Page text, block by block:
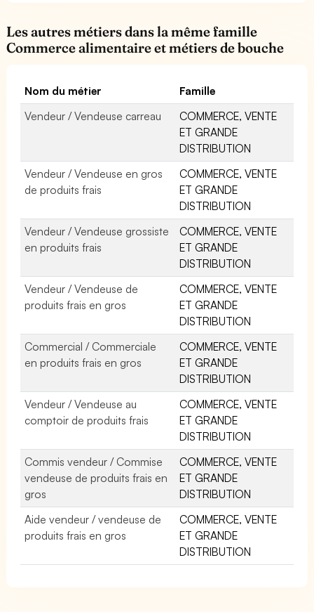
Les autres métiers dans la même famille
Commerce alimentaire et métiers de bouche
Nom du métier
Famille
Vendeur / Vendeuse carreau
COMMERCE, VENTE
ET GRANDE
DISTRIBUTION
Vendeur / Vendeuse en gros
de produits frais
COMMERCE, VENTE
ET GRANDE
DISTRIBUTION
Vendeur / Vendeuse grossiste
en produits frais
COMMERCE, VENTE
ET GRANDE
DISTRIBUTION
Vendeur / Vendeuse de
produits frais en gros
COMMERCE, VENTE
ET GRANDE
DISTRIBUTION
Commercial / Commerciale
en produits frais en gros
COMMERCE, VENTE
ET GRANDE
DISTRIBUTION
Vendeur / Vendeuse au
comptoir de produits frais
COMMERCE, VENTE
ET GRANDE
DISTRIBUTION
Commis vendeur / Commise
vendeuse de produits frais en
gros
COMMERCE, VENTE
ET GRANDE
DISTRIBUTION
Aide vendeur / vendeuse de
produits frais en gros
COMMERCE, VENTE
ET GRANDE
DISTRIBUTION